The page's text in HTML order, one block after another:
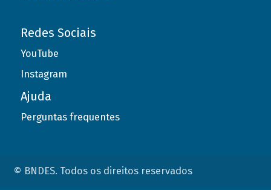
Redes Sociais
YouTube
Instagram
Ajuda
Perguntas frequentes
© BNDES. Todos os direitos reservados